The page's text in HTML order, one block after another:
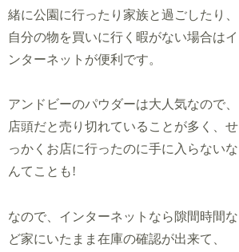
緒に公園に行ったり家族と過ごしたり、
自分の物を買いに行く暇がない場合はイ
ンターネットが便利です。
アンドビーのパウダーは大人気なので、
店頭だと売り切れていることが多く、せ
っかくお店に行ったのに手に入らないな
んてことも!
なので、インターネットなら隙間時間な
ど家にいたまま在庫の確認が出来て、